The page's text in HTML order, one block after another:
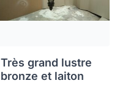
Très grand lustre
bronze et laiton